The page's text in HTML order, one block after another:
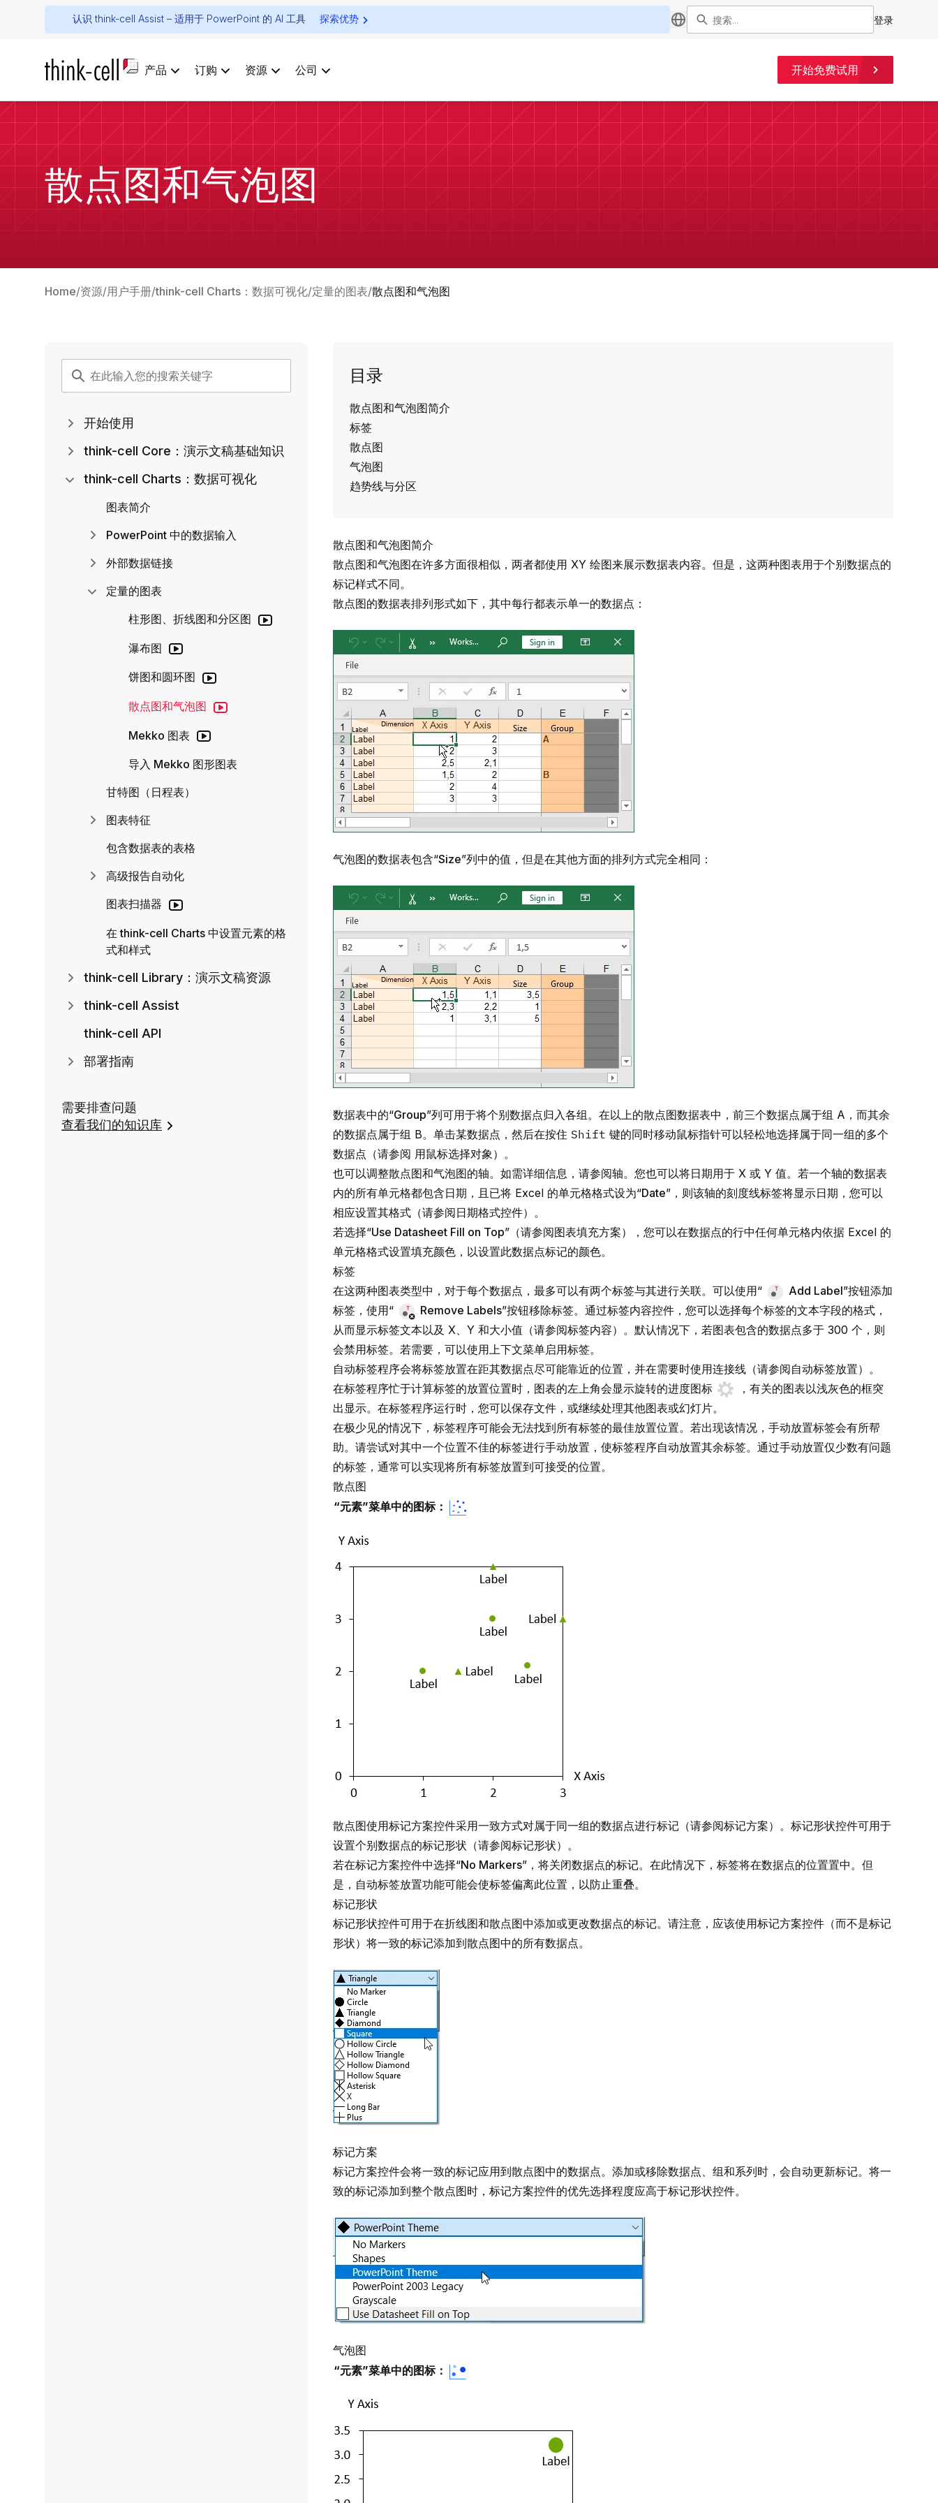
认识 think-cell Assist – 适用于 PowerPoint 的 AI 工具 探索优势 登录
产品 订购 资源 公司 开始免费试用
散点图和气泡图
Home 资源 用户手册 think-cell Charts：数据可视化 定量的图表 散点图和气泡图
目录
散点图和气泡图简介
标签
散点图
气泡图
趋势线与分区
散点图和气泡图简介
散点图和气泡图在许多方面很相似，两者都使用 XY 绘图来展示数据表内容。但是，这两种图表用于个别数据点的
标记样式不同。
散点图的数据表排列形式如下，其中每行都表示单一的数据点：
气泡图的数据表包含“Size”列中的值，但是在其他方面的排列方式完全相同：
数据表中的“Group”列可用于将个别数据点归入各组。在以上的散点图数据表中，前三个数据点属于组 A，而其余
的数据点属于组 B。单击某数据点，然后在按住 Shift 键的同时移动鼠标指针可以轻松地选择属于同一组的多个
数据点（请参阅 用鼠标选择对象）。
也可以调整散点图和气泡图的轴。如需详细信息，请参阅轴。您也可以将日期用于 X 或 Y 值。若一个轴的数据表
内的所有单元格都包含日期，且已将 Excel 的单元格格式设为“Date”，则该轴的刻度线标签将显示日期，您可以
相应设置其格式（请参阅日期格式控件）。
若选择“Use Datasheet Fill on Top”（请参阅图表填充方案），您可以在数据点的行中任何单元格内依据 Excel 的
单元格格式设置填充颜色，以设置此数据点标记的颜色。
标签
在这两种图表类型中，对于每个数据点，最多可以有两个标签与其进行关联。可以使用“
Add Label”按钮添加
标签，使用“
Remove Labels”按钮移除标签。通过标签内容控件，您可以选择每个标签的文本字段的格式，
从而显示标签文本以及 X、Y 和大小值（请参阅标签内容）。默认情况下，若图表包含的数据点多于 300 个，则
会禁用标签。若需要，可以使用上下文菜单启用标签。
自动标签程序会将标签放置在距其数据点尽可能靠近的位置，并在需要时使用连接线（请参阅自动标签放置）。
在标签程序忙于计算标签的放置位置时，图表的左上角会显示旋转的进度图标
，有关的图表以浅灰色的框突
出显示。在标签程序运行时，您可以保存文件，或继续处理其他图表或幻灯片。
在极少见的情况下，标签程序可能会无法找到所有标签的最佳放置位置。若出现该情况，手动放置标签会有所帮
助。请尝试对其中一个位置不佳的标签进行手动放置，使标签程序自动放置其余标签。通过手动放置仅少数有问题
的标签，通常可以实现将所有标签放置到可接受的位置。
散点图
“元素”菜单中的图标：
散点图使用标记方案控件采用一致方式对属于同一组的数据点进行标记（请参阅标记方案）。标记形状控件可用于
设置个别数据点的标记形状（请参阅标记形状）。
若在标记方案控件中选择“No Markers”，将关闭数据点的标记。在此情况下，标签将在数据点的位置置中。但
是，自动标签放置功能可能会使标签偏离此位置，以防止重叠。
标记形状
标记形状控件可用于在折线图和散点图中添加或更改数据点的标记。请注意，应该使用标记方案控件（而不是标记
形状）将一致的标记添加到散点图中的所有数据点。
标记方案
标记方案控件会将一致的标记应用到散点图中的数据点。添加或移除数据点、组和系列时，会自动更新标记。将一
致的标记添加到整个散点图时，标记方案控件的优先选择程度应高于标记形状控件。
气泡图
“元素”菜单中的图标：
开始使用
think-cell Core：演示文稿基础知识
think-cell Charts：数据可视化
图表简介
PowerPoint 中的数据输入
外部数据链接
定量的图表
柱形图、折线图和分区图
瀑布图
饼图和圆环图
散点图和气泡图
Mekko 图表
导入 Mekko 图形图表
甘特图（日程表）
图表特征
包含数据表的表格
高级报告自动化
图表扫描器
在 think-cell Charts 中设置元素的格
式和样式
think-cell Library：演示文稿资源
think-cell Assist
think-cell API
部署指南
需要排查问题
查看我们的知识库